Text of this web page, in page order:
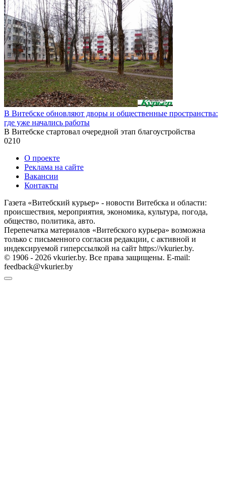
В Витебске обновляют дворы и общественные пространства:
где уже начались работы
В Витебске стартовал очередной этап благоустройства
0210
О проекте
Реклама на сайте
Вакансии
Контакты
Газета «Витебский курьер» - новости Витебска и области:
происшествия, мероприятия, экономика, культура, погода,
общество, политика, авто.
Перепечатка материалов «Витебского курьера» возможна
только с письменного согласия редакции, с активной и
индексируемой гиперссылкой на сайт https://vkurier.by.
© 1906 - 2026 vkurier.by. Все права защищены. E-mail:
feedback@vkurier.by